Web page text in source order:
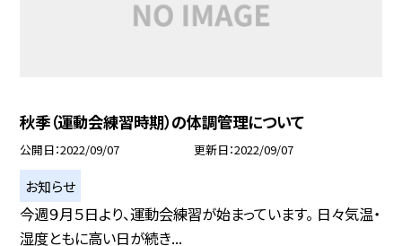
秋季（運動会練習時期）の体調管理について
公開日 2022/09/07 更新日 2022/09/07
お知らせ
今週９月５日より、運動会練習が始まっています。 日々気温・
湿度ともに高い日が続き...